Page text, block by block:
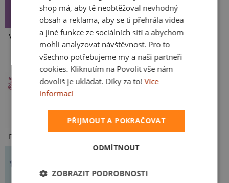
Ve formě
Fušál
shop má, aby tě neobtěžoval nevhodný
obsah a reklama, aby se ti přehrála videa
a jiné funkce ze sociálních sítí a abychom
mohli analyzovat návštěvnost. Pro to
všechno potřebujeme my a naši partneři
cookies. Kliknutím na Povolit vše nám
dovolíš je ukládat. Díky za to! Více
informací
PŘIJMOUT A POKRAČOVAT
ODMÍTNOUT
ZOBRAZIT PODROBNOSTI